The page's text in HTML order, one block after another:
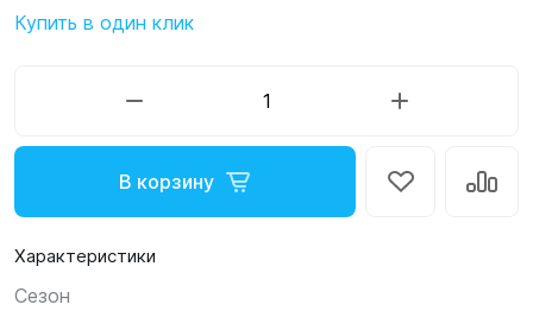
Купить в один клик
В корзину
Характеристики
Сезон